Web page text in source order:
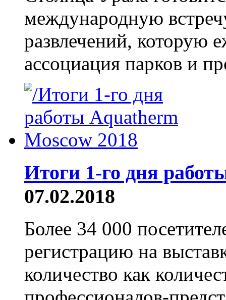
международную
развлечений, которую
ассоциация парков и
Итоги 1-го дня
07.02.2018
Более 34 000
регистрацию на
количество как